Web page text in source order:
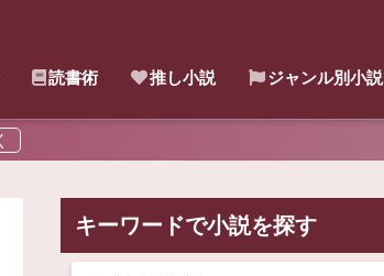
読書術 推し小説 ジャンル別小説
キーワードで小説を探す